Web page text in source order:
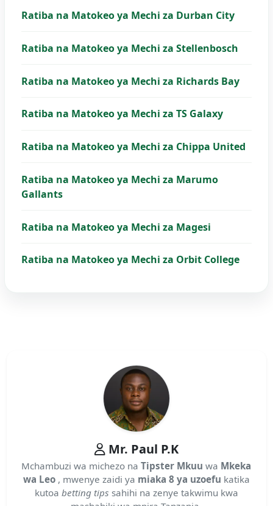
Ratiba na Matokeo ya Mechi za Durban City
Ratiba na Matokeo ya Mechi za Stellenbosch
Ratiba na Matokeo ya Mechi za Richards Bay
Ratiba na Matokeo ya Mechi za TS Galaxy
Ratiba na Matokeo ya Mechi za Chippa United
Ratiba na Matokeo ya Mechi za Marumo
Gallants
Ratiba na Matokeo ya Mechi za Magesi
Ratiba na Matokeo ya Mechi za Orbit College
Mr. Paul P.K
Mchambuzi wa michezo naTipster Mkuu wa Mkeka
wa Leo , mwenye zaidi ya miaka 8 ya uzoefu katika
kutoa betting tips sahihi na zenye takwimu kwa